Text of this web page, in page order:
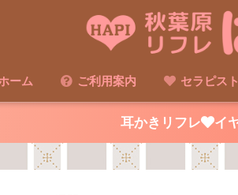
ーム ご利用案内 セラピスト
耳かきリフレ イ